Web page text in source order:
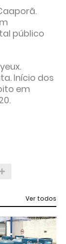
público
Início dos
em
Ver todos